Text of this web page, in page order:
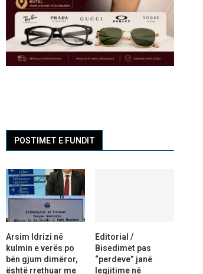
POSTIMET E FUNDIT
Arsim Idrizi në
kulmin e verës po
bën gjum dimëror,
është rrethuar me
Editorial /
Bisedimet pas
“perdeve” janë
legjitime në